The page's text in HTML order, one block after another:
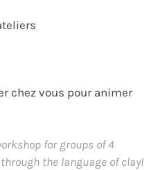
chez vous pour animer
for groups of 4
the language of clay!